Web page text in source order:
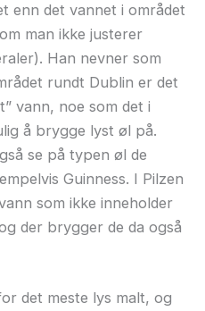
enn det vannet i området
man ikke justerer
Han nevner som
rundt Dublin er det
vann, noe som det i
å brygge lyst øl på.
se på typen øl de
Guinness. I Pilzen
som ikke inneholder
der brygger de da også
det meste lys malt, og